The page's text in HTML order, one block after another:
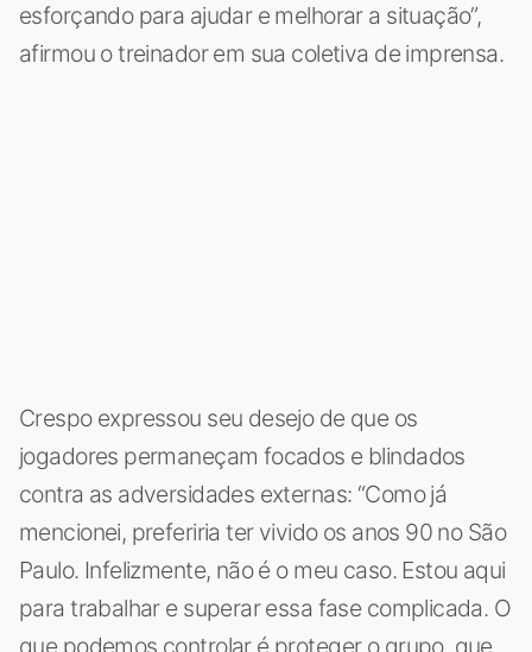
esforçando para ajudar e melhorar a situação”,
afirmou o treinador em sua coletiva de imprensa.
Crespo expressou seu desejo de que os
jogadores permaneçam focados e blindados
contra as adversidades externas: “Como já
mencionei, preferiria ter vivido os anos 90 no São
Paulo. Infelizmente, não é o meu caso. Estou aqui
para trabalhar e superar essa fase complicada. O